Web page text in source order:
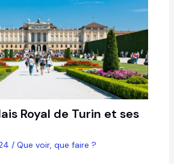
Royal de Turin et ses
/ Que voir, que faire ?